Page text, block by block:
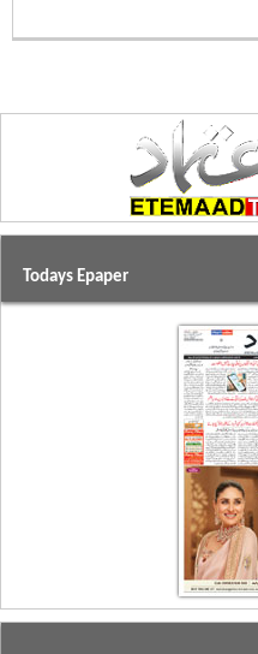
Todays Epaper